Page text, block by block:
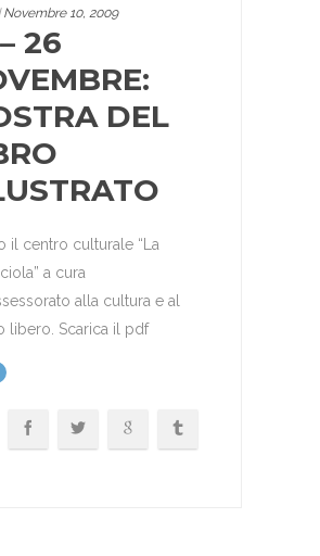
Novembre 10, 2009
26
DEL
il centro culturale “La
a cura
alla cultura e al
libero. Scarica il pdf